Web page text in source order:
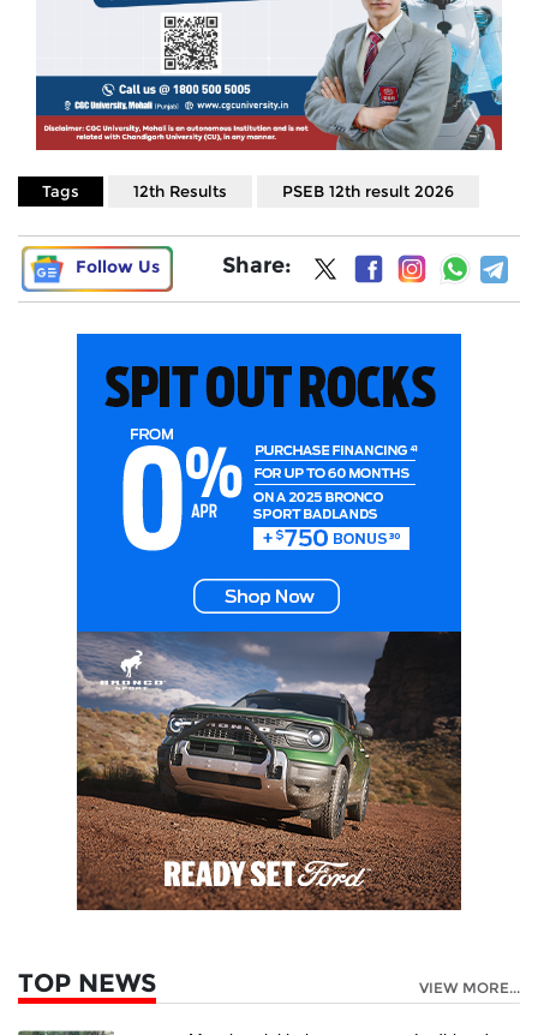
Tags 12th Results PSEB 12th result 2026
Follow Us Share:
TOP NEWS VIEW MORE...